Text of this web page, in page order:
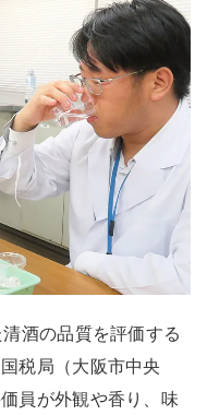
酒の品質を評価する
税局（大阪市中央
員が外観や香り、味